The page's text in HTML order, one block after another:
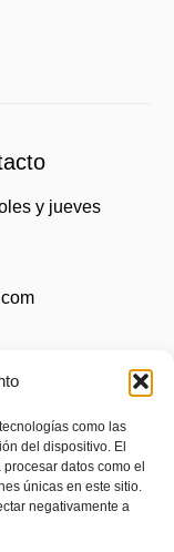
como las
del dispositivo. El
datos como el
únicas en este sitio.
negativamente a
y jueves